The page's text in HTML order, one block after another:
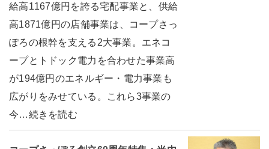
給高1167億円を誇る宅配事業と、供給
高1871億円の店舗事業は、コープさっ
ぽろの根幹を支える2大事業。エネコ
ープとトドック電力を合わせた事業高
が194億円のエネルギー・電力事業も
広がりをみせている。これら3事業の
今…続きを読む